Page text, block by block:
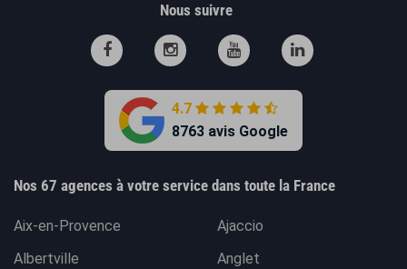
Nous suivre
4.7
8763 avis Google
Nos 67 agences à votre service dans toute la France
Aix-en-Provence
Ajaccio
Albertville
Anglet